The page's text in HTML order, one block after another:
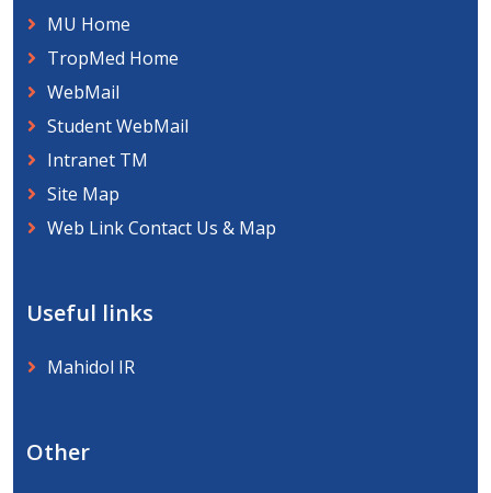
MU Home
TropMed Home
WebMail
Student WebMail
Intranet TM
Site Map
Web Link Contact Us & Map
Useful links
Mahidol IR
Other